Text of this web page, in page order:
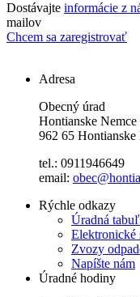
Dostávajte informácie z
mailov
Chcem sa zaregistrovať
Adresa
Obecný úrad
Hontianske Nemce
962 65 Hontianske
tel.: 0911946649
email:
Rýchle odkazy
Úradná
Elektronické
Zvozy
Napíšte nám
Úradné hodiny